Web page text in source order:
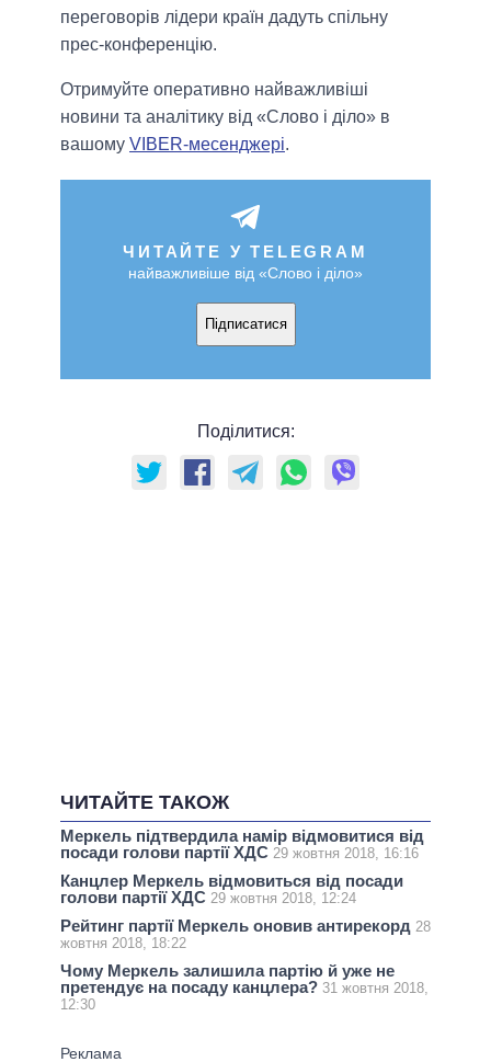
переговорів лідери країн дадуть спільну
прес-конференцію.
Отримуйте оперативно найважливіші
новини та аналітику від «Слово і діло» в
вашому VIBER-месенджері.
ЧИТАЙТЕ У TELEGRAM
найважливіше від «Слово і діло»
Підписатися
Поділитися:
ЧИТАЙТЕ ТАКОЖ
Меркель підтвердила намір відмовитися від
посади голови партії ХДС 29 жовтня 2018, 16:16
Канцлер Меркель відмовиться від посади
голови партії ХДС 29 жовтня 2018, 12:24
Рейтинг партії Меркель оновив антирекорд 28
жовтня 2018, 18:22
Чому Меркель залишила партію й уже не
претендує на посаду канцлера? 31 жовтня 2018,
12:30